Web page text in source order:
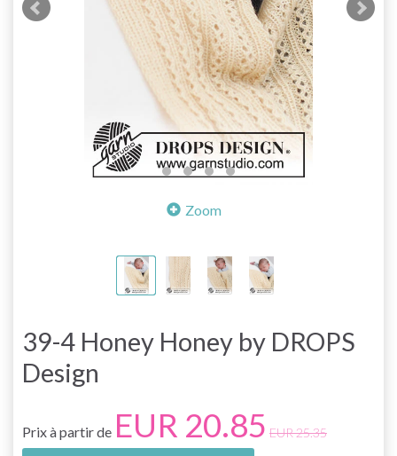
Zoom
39-4 Honey Honey by DROPS
Design
Prix à partir de EUR 20.85 EUR 25.35